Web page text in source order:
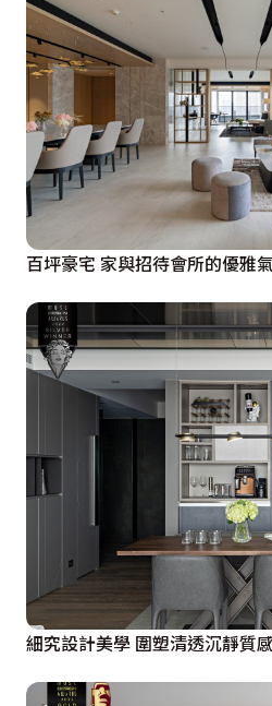
百坪豪宅 家與招待會所的優
細究設計美學 圍塑清透沉靜